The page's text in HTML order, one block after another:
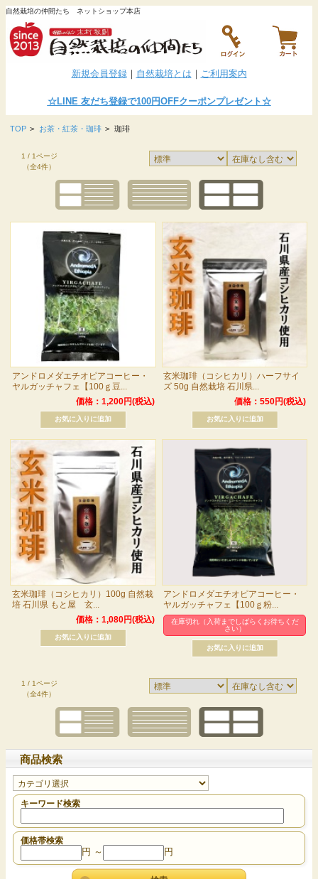
自然栽培の仲間たち ネットショップ本店
新規会員登録｜ 自然栽培とは ｜ ご利用案内
☆LINE友だち登録で100円OFFクーポンプレゼント☆
TOP > お茶・紅茶・珈琲 > 珈琲
1 / 1ページ
（全4件）
アンドロメダエチオピアコーヒー・
ヤルガッチャフェ【100ｇ豆...
価格：1,200円(税込)
玄米珈琲（コシヒカリ）ハーフサイ
ズ 50g 自然栽培 石川県...
価格：550円(税込)
玄米珈琲（コシヒカリ）100g 自然栽
培 石川県 もと屋 玄...
価格：1,080円(税込)
アンドロメダエチオピアコーヒー・
ヤルガッチャフェ【100ｇ粉...
在庫切れ（入荷までしばらくお待ちくだ
さい）
1 / 1ページ
（全4件）
商品検索
キーワード検索
価格帯検索
円 ～ 円